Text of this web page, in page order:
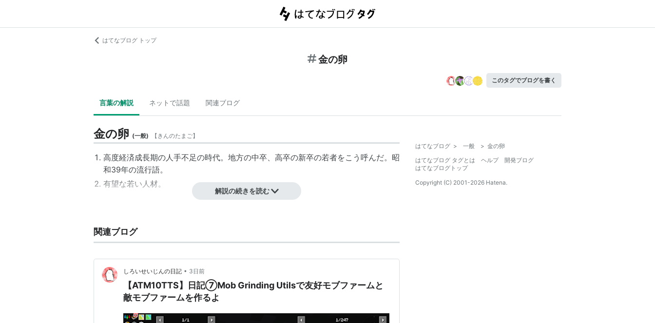
はてなブログ トップ
金の卵
このタグでブログを書く
言葉の解説 ネットで話題 関連ブログ
金の卵 (一般) 【 きんのたまご】
高度経済成長期の人手不足の時代。地方の中卒、高卒の新卒の若者をこう呼んだ。昭
和39年の流行語。
有望な若い人材。
解説の続きを読む
関連ブログ
しろいせいじんの日記 • 3日前
【ATM10TTS】日記⑦Mob Grinding Utilsで友好モブファームと
敵モブファームを作るよ
はてなブログ > 一般 > 金の卵
はてなブログ タグとは
ヘルプ
開発ブログ
はてなブログトップ
Copyright (C) 2001-2026 Hatena.